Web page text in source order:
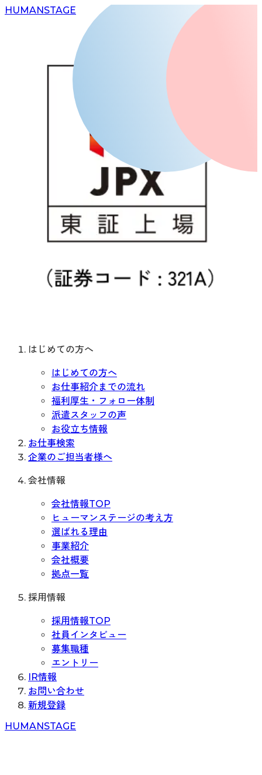
HUMANSTAGE
はじめての方へ
はじめての方へ
お仕事紹介までの流れ
福利厚生・フォロー体制
派遣スタッフの声
お役立ち情報
お仕事検索
企業のご担当者様へ
会社情報
会社情報TOP
ヒューマンステージの考え方
選ばれる理由
事業紹介
会社概要
拠点一覧
採用情報
採用情報TOP
社員インタビュー
募集職種
エントリー
IR情報
お問い合わせ
新規登録
HUMANSTAGE